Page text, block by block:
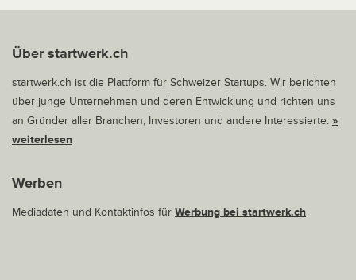
Über startwerk.ch
startwerk.ch ist die Plattform für Schweizer Startups. Wir berichten
über junge Unternehmen und deren Entwicklung und richten uns
an Gründer aller Branchen, Investoren und andere Interessierte. »
weiterlesen
Werben
Mediadaten und Kontaktinfos für Werbung bei startwerk.ch